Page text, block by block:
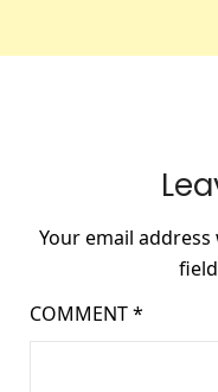
Your email
COMMENT*